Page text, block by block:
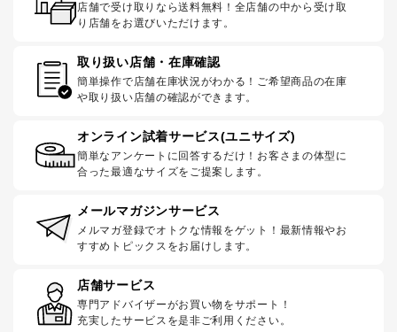
店舗で受け取りなら送料無料！全店舗の中から受け取
り店舗をお選びいただけます。
取り扱い店舗・在庫確認
簡単操作で店舗在庫状況がわかる！ご希望商品の在庫
や取り扱い店舗の確認ができます。
オンライン試着サービス(ユニサイズ)
簡単なアンケートに回答するだけ！お客さまの体型に
合った最適なサイズをご提案します。
メールマガジンサービス
メルマガ登録でオトクな情報をゲット！最新情報やお
すすめトピックスをお届けします。
店舗サービス
専門アドバイザーがお買い物をサポート！
充実したサービスを是非ご利用ください。